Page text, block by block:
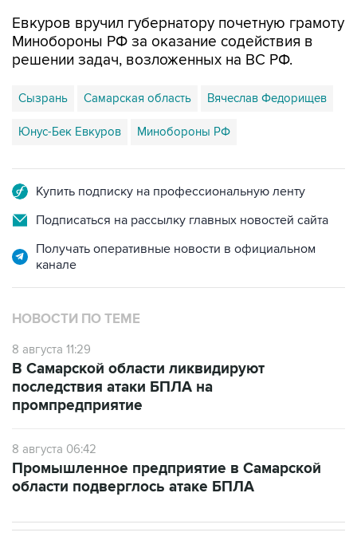
Евкуров вручил губернатору почетную грамоту
Минобороны РФ за оказание содействия в
решении задач, возложенных на ВС РФ.
Сызрань Самарская область Вячеслав Федорищев
Юнус-Бек Евкуров Минобороны РФ
Купить подписку на профессиональную ленту
Подписаться на рассылку главных новостей сайта
Получать оперативные новости в официальном
канале
НОВОСТИ ПО ТЕМЕ
8 августа 11:29
В Самарской области ликвидируют
последствия атаки БПЛА на
промпредприятие
8 августа 06:42
Промышленное предприятие в Самарской
области подверглось атаке БПЛА